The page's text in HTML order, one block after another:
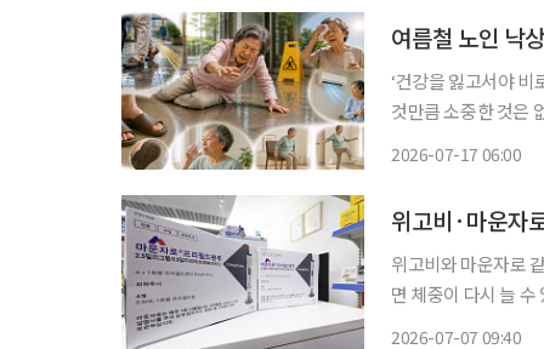
여름철 노인 낙
‘건강을 잃고서야
것만큼 소중한 것은
2026-07-17 06:00
위고비·마운자
위고비와 마운자로
면 체중이 다시 늘
2026-07-07 09:40